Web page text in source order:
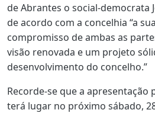
de Abrantes o social-democrata
de acordo com a concelhia “a
compromisso de ambas as
visão renovada e um projeto
desenvolvimento do concelho.”
Recorde-se que a apresentação
terá lugar no próximo sábado,